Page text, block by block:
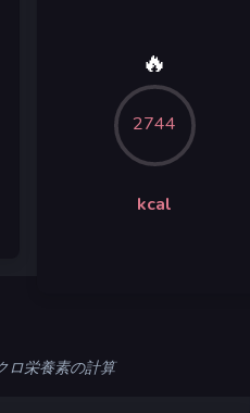
🔥
2744
kcal
ロ栄養素の計算